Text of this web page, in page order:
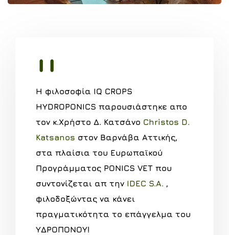
Η φιλοσοφία IQ CROPS
HYDROPONICS παρουσιάστηκε απο
τον κ.Χρήστο Δ. Κατσάνο Christos D.
Katsanos στον Βαρνάβα Αττικής,
στα πλαίσια του Ευρωπαϊκού
Προγράμματος PONICS VET που
συντονίζεται απ την IDEC S.A. ,
φιλοδοξώντας να κάνει
πραγματικότητα το επάγγελμα του
ΥΔΡΟΠΟΝΟΥ!